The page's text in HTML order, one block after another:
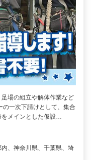
場の組立や解体作業など
の一次下請けとして、集合
メインとした仮設…
、神奈川県、千葉県、埼